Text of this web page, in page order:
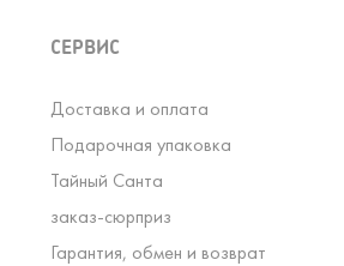
СЕРВИС
Доставка и оплата
Подарочная упаковка
Тайный Санта
заказ-сюрприз
Гарантия, обмен и возврат